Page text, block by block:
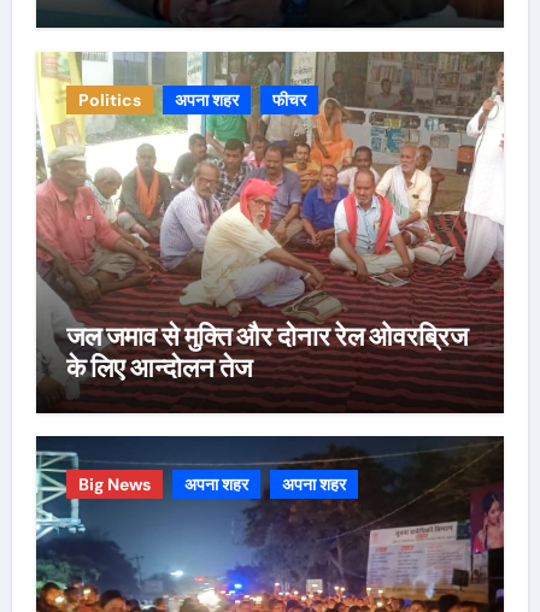
Politics अपना शहर फीचर
जल जमाव से मुक्ति और दोनार रेल ओवरब्रिज
के लिए आन्दोलन तेज
Big News अपना शहर अपना शहर